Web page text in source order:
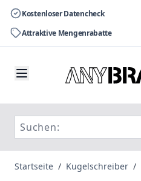
Kostenloser Datencheck
Attraktive Mengenrabatte
Startseite / Kugelschreiber /